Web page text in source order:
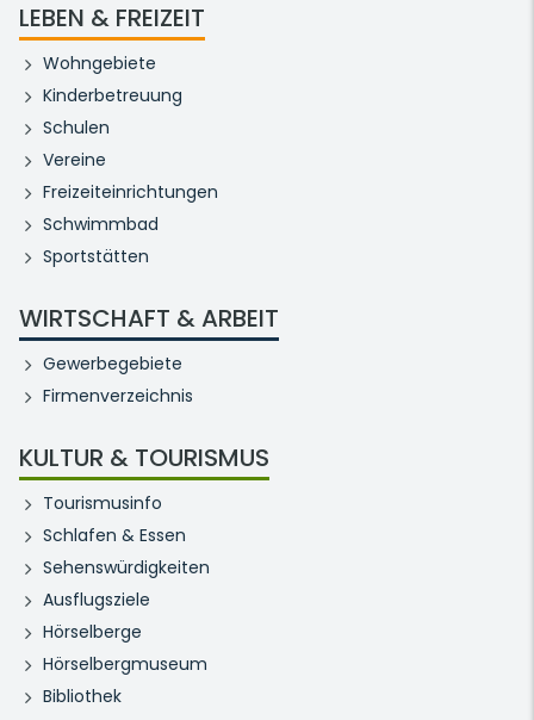
LEBEN & FREIZEIT
Wohngebiete
Kinderbetreuung
Schulen
Vereine
Freizeiteinrichtungen
Schwimmbad
Sportstätten
WIRTSCHAFT & ARBEIT
Gewerbegebiete
Firmenverzeichnis
KULTUR & TOURISMUS
Tourismusinfo
Schlafen & Essen
Sehenswürdigkeiten
Ausflugsziele
Hörselberge
Hörselbergmuseum
Bibliothek